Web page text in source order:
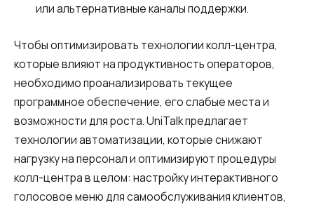
или альтернативные каналы поддержки.
Чтобы оптимизировать технологии колл-центра,
которые влияют на продуктивность операторов,
необходимо проанализировать текущее
программное обеспечение, его слабые места и
возможности для роста. UniTalk предлагает
технологии автоматизации, которые снижают
нагрузку на персонал и оптимизируют процедуры
колл-центра в целом: настройку интерактивного
голосовое меню для самообслуживания клиентов,